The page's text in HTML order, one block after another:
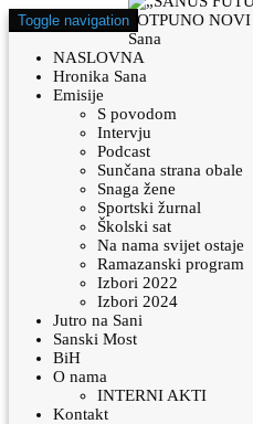
Toggle navigation
NASLOVNA
Hronika Sana
Emisije
S povodom
Intervju
Podcast
Sunčana strana obale
Snaga žene
Sportski žurnal
Školski sat
Na nama svijet ostaje
Ramazanski program
Izbori 2022
Izbori 2024
Jutro na Sani
Sanski Most
BiH
O nama
INTERNI AKTI
Kontakt